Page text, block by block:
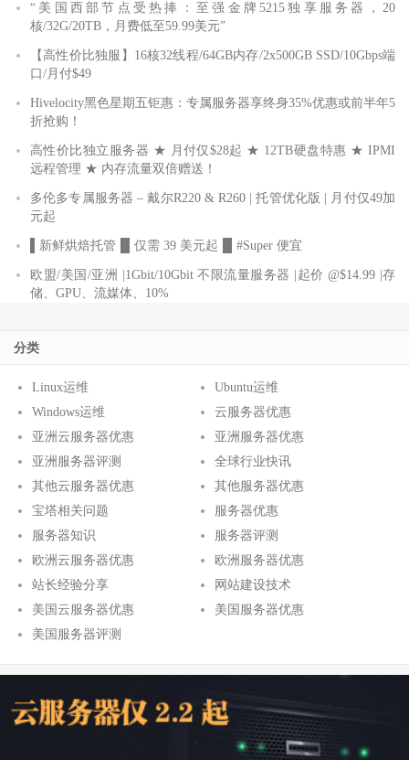
“美国西部节点受热捧：至强金牌5215独享服务器，20
核/32G/20TB，月费低至59.99美元”
【高性价比独服】16核32线程/64GB内存/2x500GB SSD/10Gbps端
口/月付$49
Hivelocity黑色星期五钜惠：专属服务器享终身35%优惠或前半年5
折抢购！
高性价比独立服务器 ★ 月付仅$28起 ★ 12TB硬盘特惠 ★ IPMI
远程管理 ★ 内存流量双倍赠送！
多伦多专属服务器 – 戴尔R220 & R260 | 托管优化版 | 月付仅49加
元起
▌新鲜烘焙托管▐▌仅需 39 美元起▐▌#Super 便宜
欧盟/美国/亚洲 |1Gbit/10Gbit 不限流量服务器 |起价 @$14.99 |存
储、GPU、流媒体、10%
分类
Linux运维
Ubuntu运维
Windows运维
云服务器优惠
亚洲云服务器优惠
亚洲服务器优惠
亚洲服务器评测
全球行业快讯
其他云服务器优惠
其他服务器优惠
宝塔相关问题
服务器优惠
服务器知识
服务器评测
欧洲云服务器优惠
欧洲服务器优惠
站长经验分享
网站建设技术
美国云服务器优惠
美国服务器优惠
美国服务器评测